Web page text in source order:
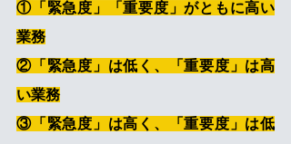
①「緊急度」「重要度」がともに高い
業務
②「緊急度」は低く、「重要度」は高
い業務
③「緊急度」は高く、「重要度」は低